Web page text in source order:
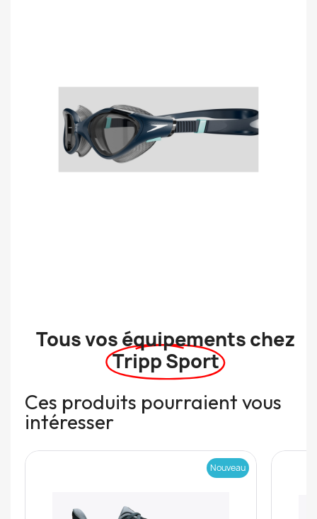
Tous vos équipements chez
Tripp Sport
Ces produits pourraient vous
intéresser
Nouveau